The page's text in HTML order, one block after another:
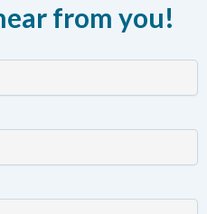
from you!